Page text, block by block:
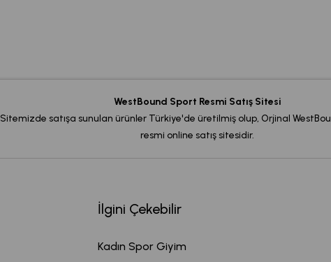
WestBound Sport Resmi Satış Sitesi
Sitemizde satışa sunulan ürünler Türkiye'de üretilmiş olup, Orjinal
resmi online satış sitesidir.
İlgini Çekebilir
Kadın Spor Giyim